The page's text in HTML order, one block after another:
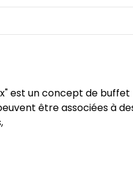
est un concept de
être associées à